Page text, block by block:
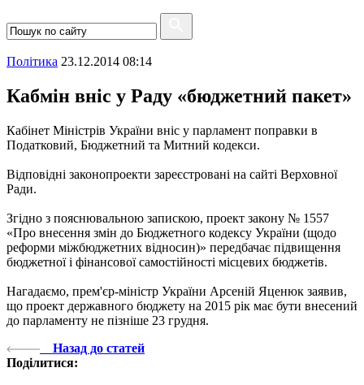
Полiтика 23.12.2014 08:14
Кабмін вніс у Раду «бюджетний пакет»
Кабінет Міністрів України вніс у парламент поправки в
Податковий, Бюджетний та Митний кодекси.
Відповідні законопроекти зареєстровані на сайті Верховної
Ради.
Згідно з пояснювальною запискою, проект закону № 1557
«Про внесення змін до Бюджетного кодексу України (щодо
реформи міжбюджетних відносин)» передбачає підвищення
бюджетної і фінансової самостійності місцевих бюджетів.
Нагадаємо, прем'єр-міністр України Арсеній Яценюк заявив,
що проект державного бюджету на 2015 рік має бути внесений
до парламенту не пізніше 23 грудня.
Назад до статей
Поділитися: